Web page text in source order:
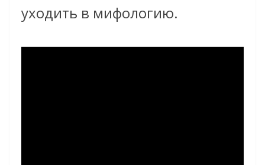
уходить в мифологию.